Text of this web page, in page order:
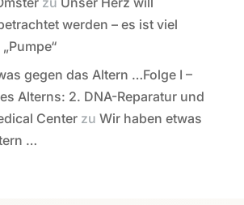
werden – es ist viel
gegen das Altern …Folge I –
Alterns: 2. DNA-Reparatur und
Centerzu Wir haben etwas
…